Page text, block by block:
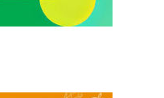
Skrywa!
Jemy Eko Warzywa I